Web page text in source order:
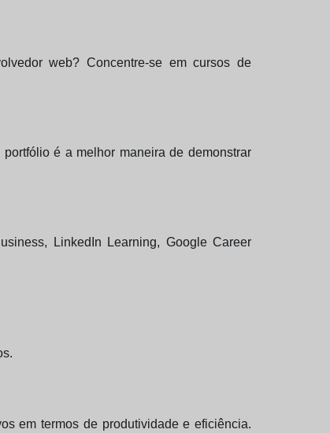
web? Concentre-se em cursos de
é a melhor maneira de demonstrar
LinkedIn Learning, Google Career
em termos de produtividade e eficiência.